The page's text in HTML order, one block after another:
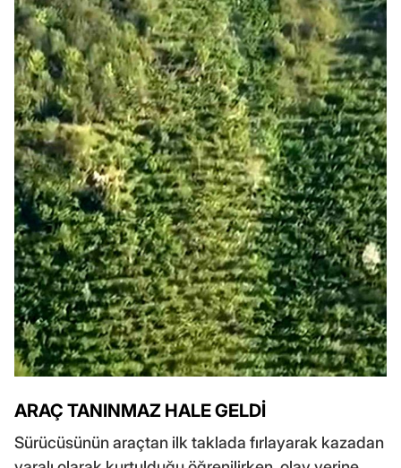
ARAÇ TANINMAZ HALE GELDİ
Sürücüsünün araçtan ilk taklada fırlayarak kazadan